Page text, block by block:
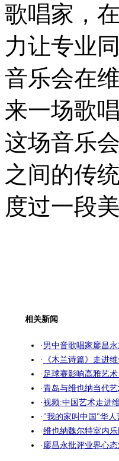
歌唱家，
力让专业
音乐会在
来一场歌
这场音乐
之间的传
度过一段
相关新闻
·男中音歌唱家廖昌
· 《木兰诗篇》走进
·足球赛影响高雅艺
·青岛与维也纳当代
·视频:中国艺术走进
·"我的家叫中国"华
·维也纳魏尔特室内
·廖昌永批评业界心